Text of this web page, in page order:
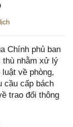
Chính phủ ban
thù nhằm xử lý
về phòng,
cầu cấp bách
trao đổi thông